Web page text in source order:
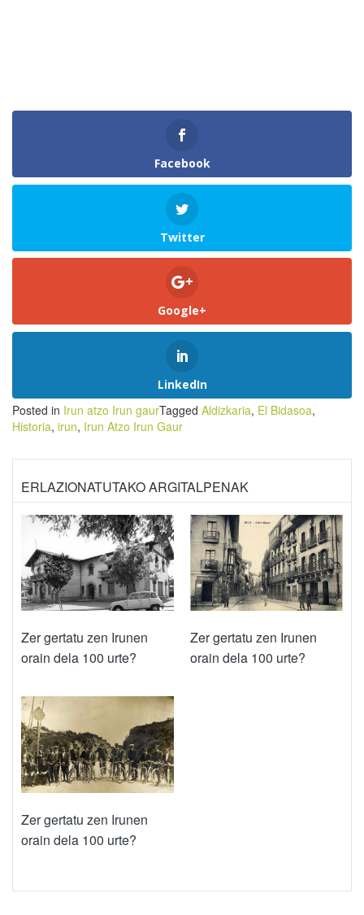
Facebook
Twitter
Google+
LinkedIn
Posted in Irun atzo Irun gaurTagged Aldizkaria, El Bidasoa,
Historia, irun, Irun Atzo Irun Gaur
ERLAZIONATUTAKO ARGITALPENAK
Zer gertatu zen Irunen
orain dela 100 urte?
Zer gertatu zen Irunen
orain dela 100 urte?
Zer gertatu zen Irunen
orain dela 100 urte?